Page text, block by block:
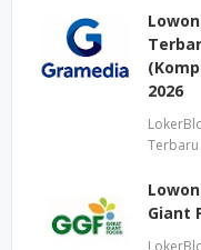
2026
Terbaru
Giant